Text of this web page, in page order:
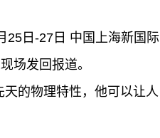
25日-27日 中国上海新国际
场发回报道。
的物理特性，他可以让人